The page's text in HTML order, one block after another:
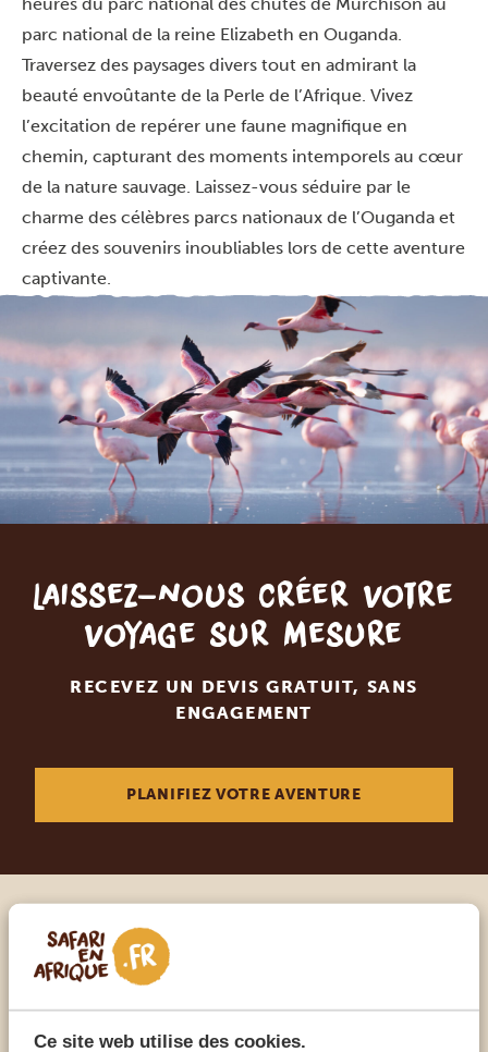
Ce site web utilise des cookies.
parc national de la reine Elizabeth en Ouganda.
Traversez des paysages divers tout en admirant la
beauté envoûtante de la Perle de l’Afrique. Vivez
l’excitation de repérer une faune magnifique en
chemin, capturant des moments intemporels au cœur
de la nature sauvage. Laissez-vous séduire par le
charme des célèbres parcs nationaux de l’Ouganda et
créez des souvenirs inoubliables lors de cette aventure
captivante.
Laissez-nous créer votre
voyage sur mesure
RECEVEZ UN DEVIS GRATUIT, SANS
ENGAGEMENT
PLANIFIEZ VOTRE AVENTURE
Appelez un expert